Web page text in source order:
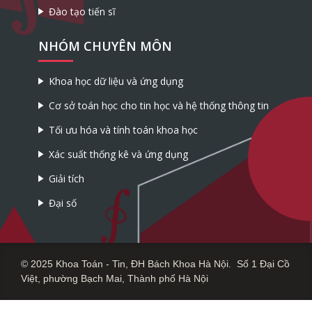
Đào tạo tiến sĩ
NHÓM CHUYÊN MÔN
Khoa học dữ liệu và ứng dụng
Cơ sở toán học cho tin học và hệ thống thông tin
Tối ưu hóa và tính toán khoa học
Xác suất thống kê và ứng dụng
Giải tích
Đại số
© 2025 Khoa Toán - Tin, ĐH Bách Khoa Hà Nội. Số 1 Đại Cồ
Việt, phường Bạch Mai, Thành phố Hà Nội